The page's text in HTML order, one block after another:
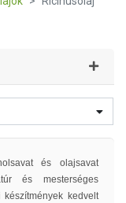
és olajsavat
és mesterséges
készítmények kedvelt